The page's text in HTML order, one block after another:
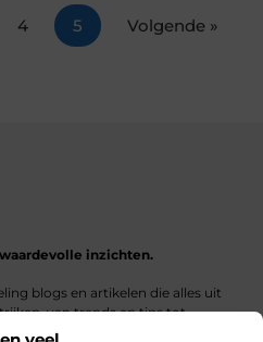
4 5 Volgende »
inzichten.
blogs en artikelen die alles uit
van trends en tips tot
verhalen.